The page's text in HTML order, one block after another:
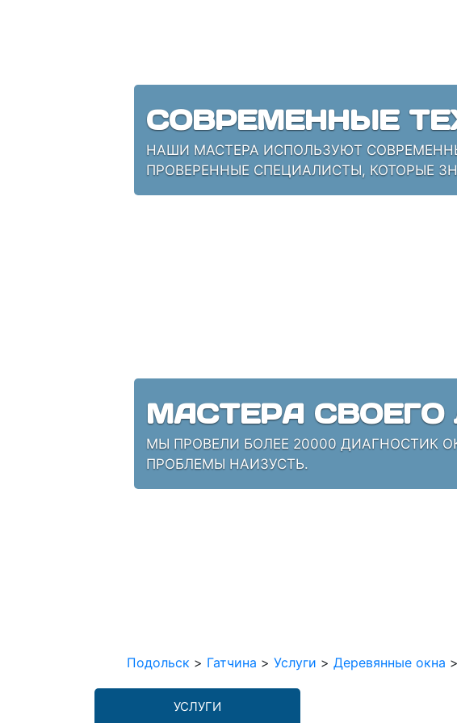
СОВРЕМЕННЫЕ
НАШИ МАСТЕРА ИСПОЛЬЗУЮТ
ПРОВЕРЕННЫЕ СПЕЦИАЛИСТЫ, КОТОРЫЕ
МАСТЕРА СВОЕГО
МЫ ПРОВЕЛИ БОЛЕЕ 20000 ДИАГНОСТИК
ПРОБЛЕМЫ НАИЗУСТЬ.
Подольск > Гатчина > Услуги > Деревянные окна >
УСЛУГИ